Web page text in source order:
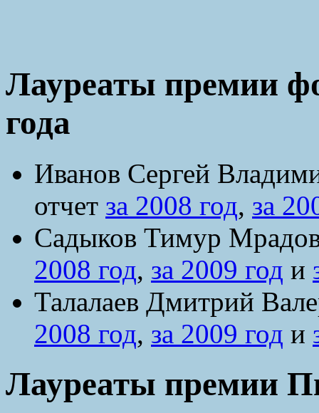
Лауреаты премии
года
Иванов Сергей
отчет за 2008 год, за
Садыков Тимур
2008 год, за 2009 год и
Талалаев Дмитрий
2008 год, за 2009 год и
Лауреаты премии